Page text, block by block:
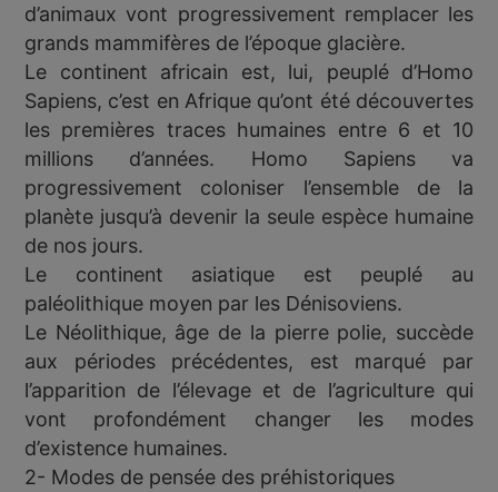
d’animaux vont progressivement remplacer les
grands mammifères de l’époque glacière.
Le continent africain est, lui, peuplé d’Homo
Sapiens, c’est en Afrique qu’ont été découvertes
les premières traces humaines entre 6 et 10
millions d’années. Homo Sapiens va
progressivement coloniser l’ensemble de la
planète jusqu’à devenir la seule espèce humaine
de nos jours.
Le continent asiatique est peuplé au
paléolithique moyen par les Dénisoviens.
Le Néolithique, âge de la pierre polie, succède
aux périodes précédentes, est marqué par
l’apparition de l’élevage et de l’agriculture qui
vont profondément changer les modes
d’existence humaines.
2- Modes de pensée des préhistoriques